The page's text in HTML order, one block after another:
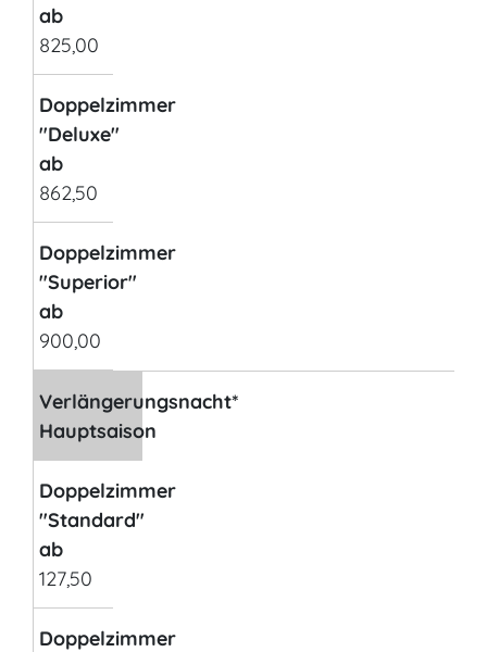
ab
825,00
Doppelzimmer
"Deluxe"
ab
862,50
Doppelzimmer
"Superior"
ab
900,00
Verlängerungsnacht*
Hauptsaison
Doppelzimmer
"Standard"
ab
127,50
Doppelzimmer